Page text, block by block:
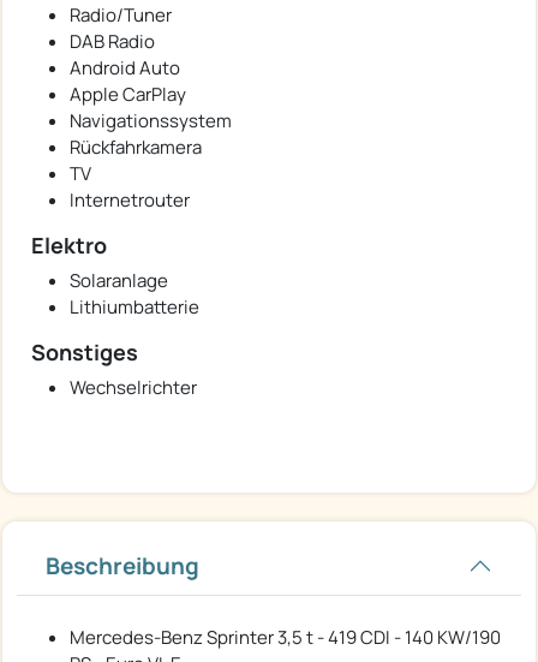
Radio/Tuner
DAB Radio
Android Auto
Apple CarPlay
Navigationssystem
Rückfahrkamera
TV
Internetrouter
Elektro
Solaranlage
Lithiumbatterie
Sonstiges
Wechselrichter
Beschreibung
Mercedes-Benz Sprinter 3,5 t - 419 CDI - 140 KW/190